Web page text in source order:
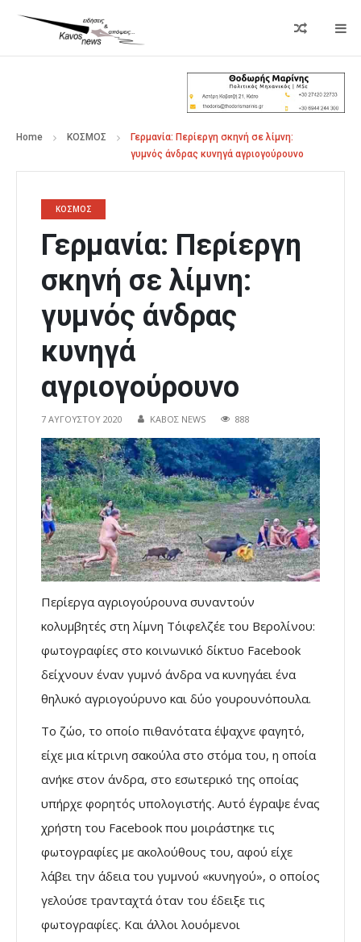
Home ΚΟΣΜΟΣ
Γερμανία: Περίεργη σκηνή σε λίμνη:
γυμνός άνδρας κυνηγά αγριογούρουνο
ΚΟΣΜΟΣ
Γερμανία: Περίεργη
σκηνή σε λίμνη:
γυμνός άνδρας
κυνηγά
αγριογούρουνο
7 ΑΥΓΟΎΣΤΟΥ 2020 ΚΑΒΟΣ NEWS 888
Περίεργα αγριογούρουνα συναντούν
κολυμβητές στη λίμνη Τόιφελζέε του Βερολίνου:
φωτογραφίες στο κοινωνικό δίκτυο Facebook
δείχνουν έναν γυμνό άνδρα να κυνηγάει ένα
θηλυκό αγριογούρυνο και δύο γουρουνόπουλα.
Το ζώο, το οποίο πιθανότατα έψαχνε φαγητό,
είχε μια κίτρινη σακούλα στο στόμα του, η οποία
ανήκε στον άνδρα, στο εσωτερικό της οποίας
υπήρχε φορητός υπολογιστής. Αυτό έγραψε ένας
χρήστη του Facebook που μοιράστηκε τις
φωτογραφίες με ακολούθους του, αφού είχε
λάβει την άδεια του γυμνού «κυνηγού», ο οποίος
γελούσε τρανταχτά όταν του έδειξε τις
φωτογραφίες. Και άλλοι λουόμενοι